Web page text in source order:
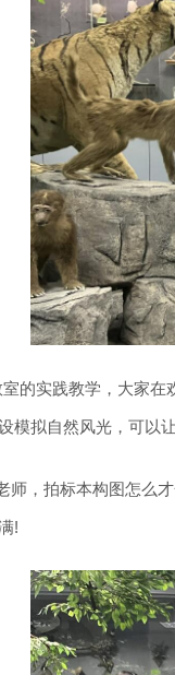
的实践教学，大家
模拟自然风光，可以
师，拍标本构图怎
!